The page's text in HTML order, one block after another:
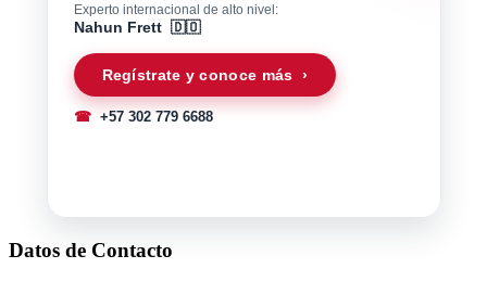
Experto internacional de alto nivel:
Nahun Frett 🇩🇴
Regístrate y conoce más ›
☎+57 302 779 6688
Datos de Contacto